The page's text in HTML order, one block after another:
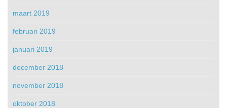
maart 2019
februari 2019
januari 2019
december 2018
november 2018
oktober 2018